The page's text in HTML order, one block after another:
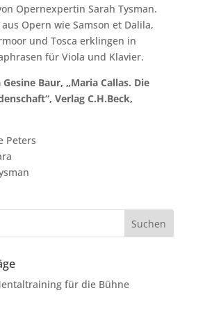
Opernexpertin Sarah Tysman.
Opern wie Samson et Dalila,
und Tosca erklingen in
für Viola und Klavier.
Gesine Baur, „Maria Callas. Die
Verlag C.H.Beck,
Peters
für die Bühne